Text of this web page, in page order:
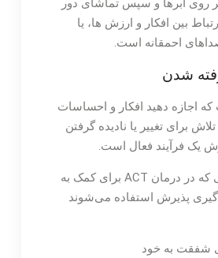
بین افکار و ارزش ها، یا
احمقانه است.
شدن
اجازه دهید افکار و احساسات
برای تغییر یا نادیده گرفتن
یک فرآیند فعال است.
مهارت‌های خاصی که در درمان ACT برای کمک به
پذیرش استفاده می‌شوند
شفقت به خود